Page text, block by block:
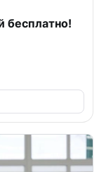
бесплатно!